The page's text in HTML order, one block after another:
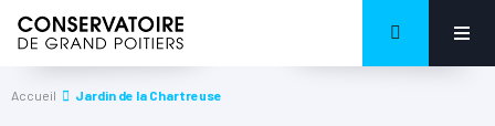
Accueil Jardin de la Chartreuse